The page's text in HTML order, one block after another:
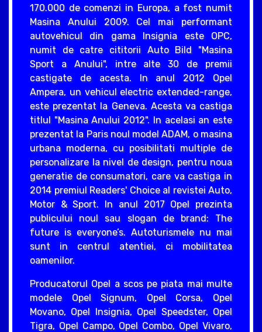
170.000 de comenzi in Europa, a fost numit
Masina Anului 2009. Cel mai performant
autovehicul din gama Insignia este OPC,
numit de catre cititorii Auto Bild "Masina
Sport a Anului", intre alte 30 de premii
castigate de acesta. In anul 2012 Opel
Ampera, un vehicul electric extended-range,
este prezentat la Geneva. Acesta va castiga
titlul "Masina Anului 2012". In acelasi an este
prezentat la Paris noul model ADAM, o masina
urbana moderna, cu posibilitati multiple de
personalizare la nivel de design, pentru noua
generatie de consumatori, care va castiga in
2014 premiul Readers' Choice al revistei Auto,
Motor & Sport. In anul 2017 Opel prezinta
publicului noul sau slogan de brand: The
future is everyone’s. Autoturismele nu mai
sunt in centrul atentiei, ci mobilitatea
oamenilor.
Producatorul Opel a scos pe piata mai multe
modele Opel Signum, Opel Corsa, Opel
Movano, Opel Insignia, Opel Speedster, Opel
Tigra, Opel Campo, Opel Combo, Opel Vivaro,